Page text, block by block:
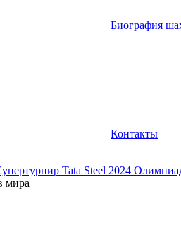
Биография
Контакты
Tata Steel 2024
мира